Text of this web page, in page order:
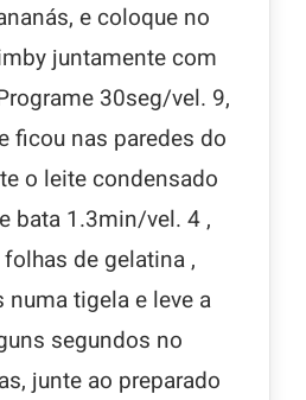
e coloque no
juntamente com
30seg/vel. 9,
ficou nas paredes do
o leite condensado
bata 1.3min/vel. 4 ,
de gelatina ,
numa tigela e leve a
segundos no
junte ao preparado